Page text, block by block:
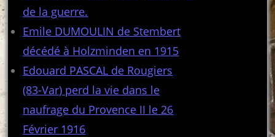
de la guerre.
Emile DUMOULIN de Stembert
décédé à Holzminden en 1915
Edouard PASCAL de Rougiers
(83-Var) perd la vie dans le
naufrage du Provence II le 26
Février 1916